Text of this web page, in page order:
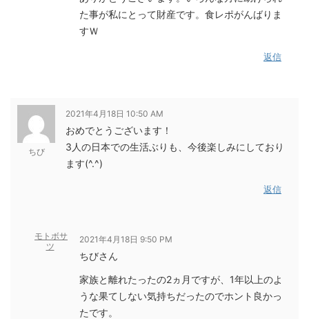
た事が私にとって財産です。食レポがんばりま
すＷ
返信
ちび
2021年4月18日 10:50 AM
おめでとうございます！
3人の日本での生活ぶりも、今後楽しみにしており
ます(^.^)
返信
モトボサ
ツ
2021年4月18日 9:50 PM
ちびさん
家族と離れたったの2ヵ月ですが、1年以上のよ
うな果てしない気持ちだったのでホント良かっ
たです。